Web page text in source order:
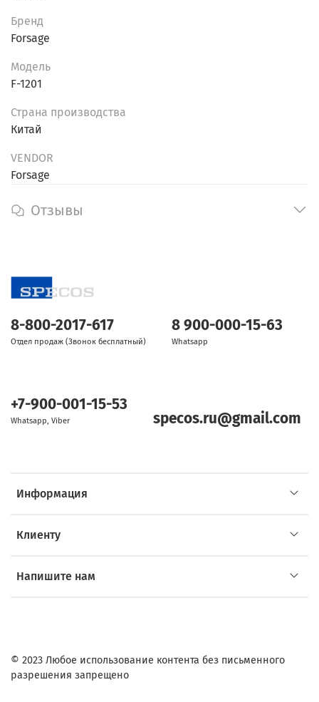
Бренд
Forsage
Модель
F-1201
Страна производства
Китай
VENDOR
Forsage
Отзывы
Информация
Клиенту
Напишите нам
8-800-2017-617
Отдел продаж (Звонок бесплатный)
8 900-000-15-63
Whatsapp
+7-900-001-15-53
Whatsapp, Viber specos.ru@gmail.com
© 2023 Любое использование контента без письменного
разрешения запрещено